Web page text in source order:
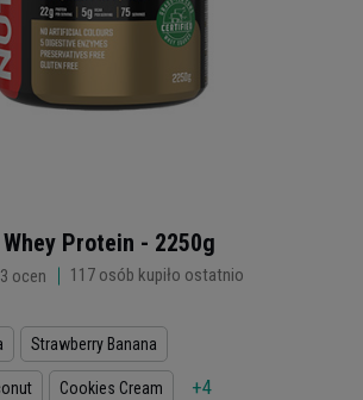
Whey Protein - 2250g
ocen 117 osób kupiło ostatnio
Strawberry Banana
Cookies Cream +4